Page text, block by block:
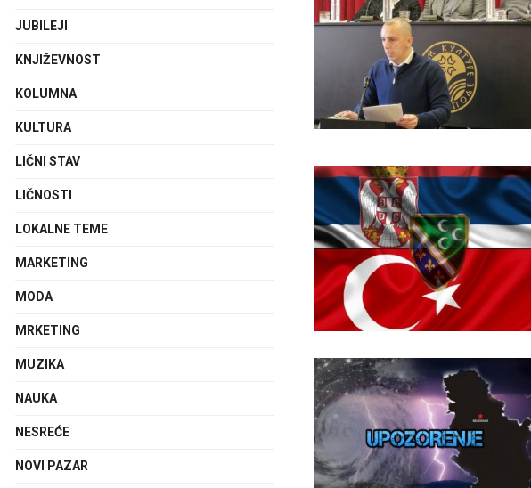
JUBILEJI
KNJIŽEVNOST
KOLUMNA
KULTURA
LIČNI STAV
LIČNOSTI
LOKALNE TEME
MARKETING
MODA
MRKETING
MUZIKA
NAUKA
NESREĆE
NOVI PAZAR